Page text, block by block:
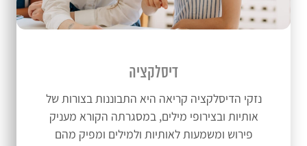
דיסלקציה
נזקי הדיסלקציה קריאה היא התבוננות בצורות של
אותיות ובצירופי מילים, במסגרתה הקורא מעניק
פירוש ומשמעות לאותיות ולמילים ומפיק מהם